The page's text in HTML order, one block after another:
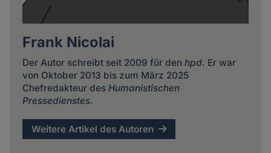
Frank Nicolai
Der Autor schreibt seit 2009 für den hpd. Er war
von Oktober 2013 bis zum März 2025
Chefredakteur des Humanistischen
Pressedienstes.
Weitere Artikel des Autoren